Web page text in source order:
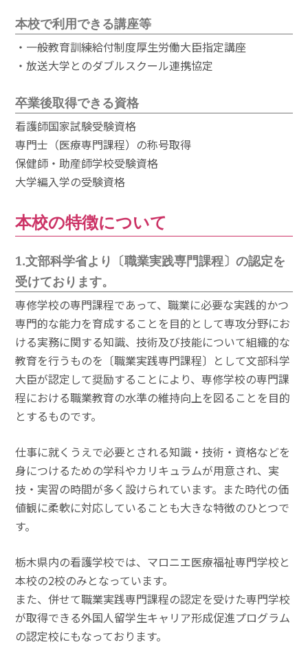
本校で利用できる講座等
・ 一般教育訓練給付制度厚生労働大臣指定講座
・放送大学とのダブルスクール連携協定
卒業後取得できる資格
看護師国家試験受験資格
専門士（医療専門課程）の称号取得
保健師・助産師学校受験資格
大学編入学の受験資格
本校の特徴について
1.文部科学省より〔職業実践専門課程〕の認定を
受けております。
専修学校の専門課程であって、職業に必要な実践的かつ
専門的な能力を育成することを目的として専攻分野にお
ける実務に関する知識、技術及び技能について組織的な
教育を行うものを〔職業実践専門課程〕として文部科学
大臣が認定して奨励することにより、専修学校の専門課
程における職業教育の水準の維持向上を図ることを目的
とするものです。
仕事に就くうえで必要とされる知識・技術・資格などを
身につけるための学科やカリキュラムが用意され、実
技・実習の時間が多く設けられています。また時代の価
値観に柔軟に対応していることも大きな特徴のひとつで
す。
栃木県内の看護学校では、マロニエ医療福祉専門学校と
本校の2校のみとなっています。
また、併せて職業実践専門課程の認定を受けた専門学校
が取得できる外国人留学生キャリア形成促進プログラム
の認定校にもなっております。